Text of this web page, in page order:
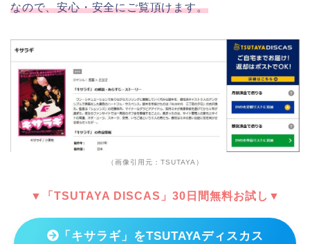
なので、安心・安全にご覧頂けます。
（画像引用元：TSUTAYA）
▼「TSUTAYA DISCAS」30日間無料お試し▼
「キサラギ」をTSUTAYAディスカス